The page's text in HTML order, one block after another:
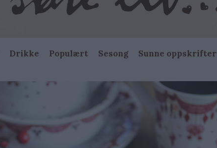
Drikke Populært Sesong Sunne oppskrifter